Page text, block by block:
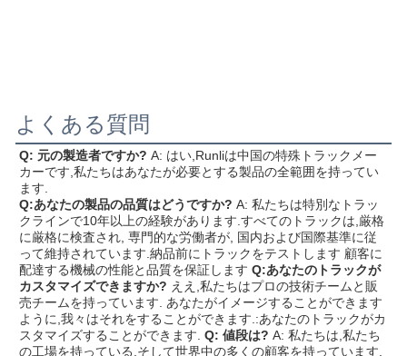
よくある質問
Q: 元の製造者ですか? A: はい,Runliは中国の特殊トラックメー
カーです,私たちはあなたが必要とする製品の全範囲を持ってい
ます.
Q:あなたの製品の品質はどうですか? A: 私たちは特別なトラッ
クラインで10年以上の経験があります.すべてのトラックは,厳格
に厳格に検査され, 専門的な労働者が, 国内および国際基準に従
って維持されています.納品前にトラックをテストします 顧客に
配達する機械の性能と品質を保証します Q:あなたのトラックが
カスタマイズできますか? ええ,私たちはプロの技術チームと販
売チームを持っています. あなたがイメージすることができます
ように,我々はそれをすることができます.:あなたのトラックがカ
スタマイズすることができます. Q: 値段は? A: 私たちは,私たち
の工場を持っている,そして世界中の多くの顧客を持っています,